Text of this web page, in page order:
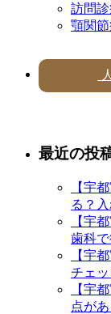
訪問
顎関
最近の投
【宇
る？
【宇
歯科
【宇
チェ
【宇
点が